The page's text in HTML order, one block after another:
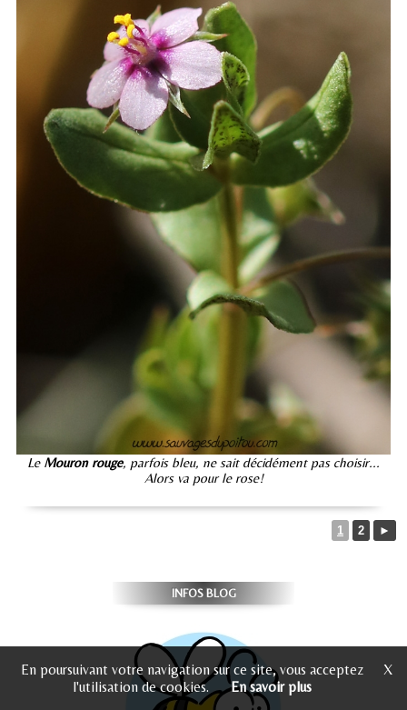
Le Mouron rouge, parfois bleu, ne sait décidément pas choisir...
Alors va pour le rose!
1 2 ►
INFOS BLOG
En poursuivant votre navigation sur ce site, vous acceptez
l'utilisation de cookies.
En savoir plus
X